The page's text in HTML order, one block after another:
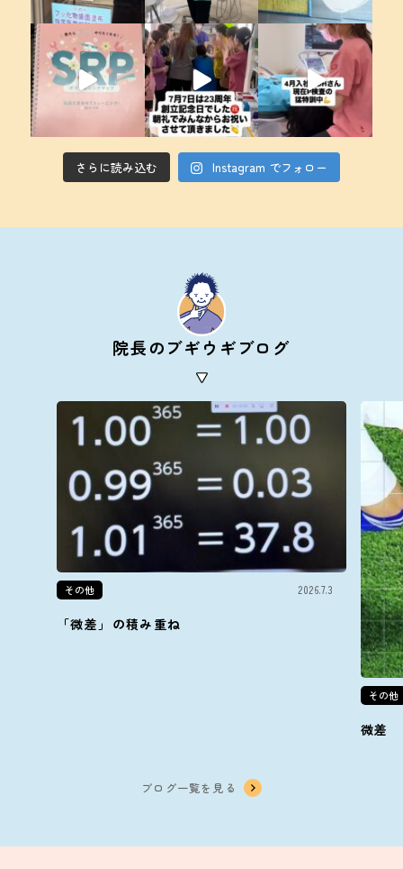
さらに読み込む Instagram でフォロー
院長のブギウギブログ
その他 2026.7.3
「微差」の積み重ね
その他
微差
ブログ一覧を見る